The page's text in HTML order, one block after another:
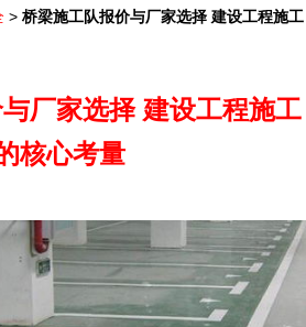
> 桥梁施工队报价与厂家选择 建设工程施工
厂家选择 建设工程施工
核心考量